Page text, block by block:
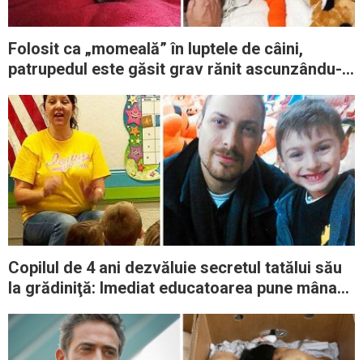
Folosit ca „momeală” în luptele de câini,
patrupedul este găsit grav rănit ascunzându-
Copilul de 4 ani dezvăluie secretul tatălui său
la grădiniţă: Imediat educatoarea pune mâna